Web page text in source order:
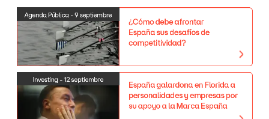
¿Cómodebeafrontar
España sus desafíos de
competitividad?
Agenda Pública -9 septiembre
España galardona en Florida a
personalidades y empresas por
su apoyo a laMarca España
Investing - 12 septiembre